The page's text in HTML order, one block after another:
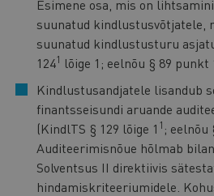
Esimene osa, mis on
suunatud kindlustusvõtjatele,
suunatud kindlustusturu
1241 lõige 1; eelnõu § 89 punkt
Kindlustusandjatele lisandub
finantsseisundi aruande
(KindlTS § 129 lõige 1 1 ; eelnõu
Auditeerimisnõue hõlmab
Solventsus II direktiivis
hindamiskriteeriumidele.